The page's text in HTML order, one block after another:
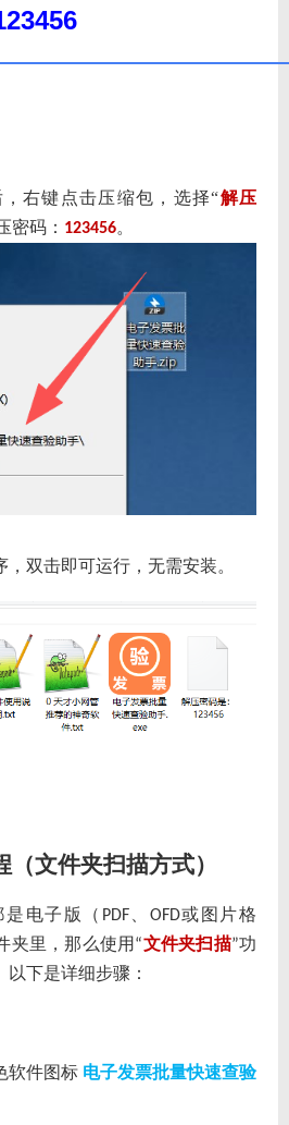
右键点击压缩包，选择“解压
密码： 123456。
双击即可运行，无需安装。
文件夹扫描方式）
电子版（ PDF、 OFD或图片格
夹里，那么使用 “文件夹扫描”功
下是详细步骤：
软件图标 电子发票批量快速查验